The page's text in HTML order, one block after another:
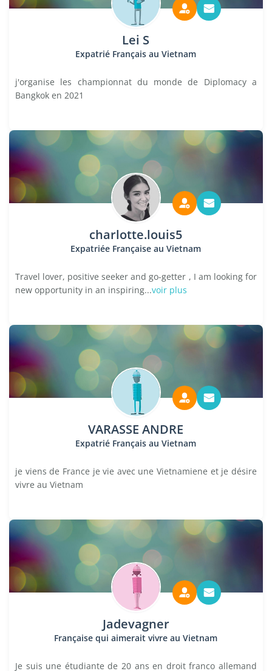
Lei S
Expatrié Français au Vietnam
j'organise les championnat du monde de Diplomacy a
Bangkok en 2021
charlotte.louis5
Expatriée Française au Vietnam
Travel lover, positive seeker and go-getter , I am looking for
new opportunity in an inspiring...voir plus
VARASSE ANDRE
Expatrié Français au Vietnam
je viens de France je vie avec une Vietnamiene et je désire
vivre au Vietnam
Jadevagner
Française qui aimerait vivre au Vietnam
Je suis une étudiante de 20 ans en droit franco allemand